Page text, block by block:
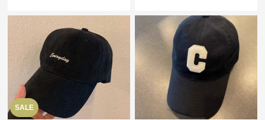
SALE